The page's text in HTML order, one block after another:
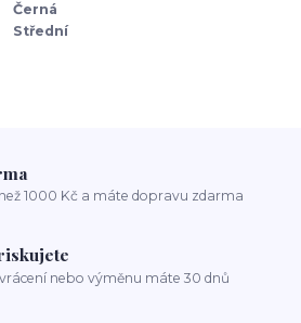
Černá
Střední
1000 Kč a máte dopravu zdarma
nebo výměnu máte 30 dnů